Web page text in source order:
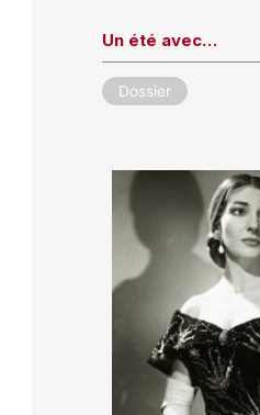
Un été avec…
Dossier